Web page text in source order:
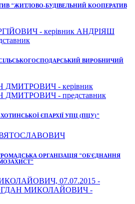
"ЖИТЛОВО-БУДІВЕЛЬНИЙ КООПЕРАТИВ
- керівник АНДРІЯШ
ВИРОБНИЧИЙ
- керівник
- представник
ЄПАРХІЇ УПЦ (ПЦУ)"
ОРГАНІЗАЦІЯ "ОБ'ЄДНАННЯ
07.07.2015 -
МИКОЛАЙОВИЧ -